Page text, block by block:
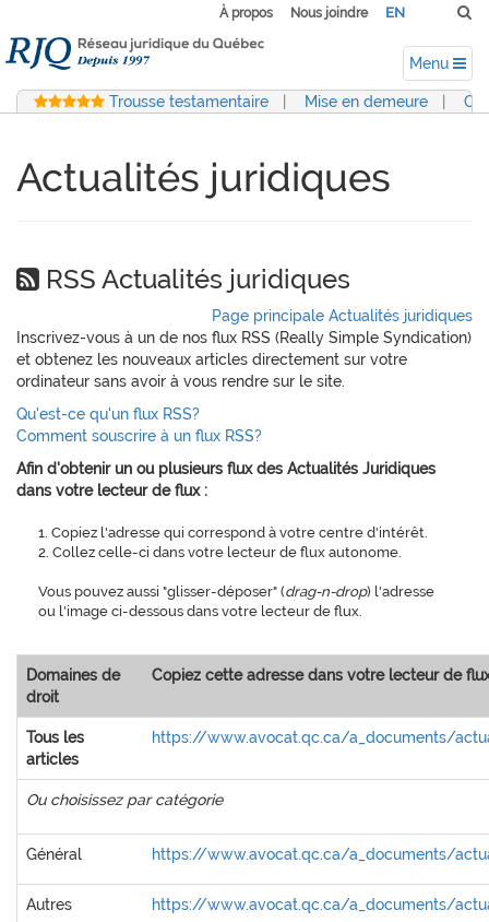
À propos Nous joindre EN
Menu
Trousse testamentaire Mise en demeure
Actualités juridiques
RSS Actualités juridiques
Page principale Actualités juridiques
Inscrivez-vous à un de nos flux RSS (Really Simple Syndication)
et obtenez les nouveaux articles directement sur votre
ordinateur sans avoir à vous rendre sur le site.
Qu'est-ce qu'un flux RSS?
Comment souscrire à un flux RSS?
Afin d'obtenir un ou plusieurs flux des Actualités Juridiques
dans votre lecteur de flux :
1. Copiez l'adresse qui correspond à votre centre d'intérêt.
2. Collez celle-ci dans votre lecteur de flux autonome.
Vous pouvez aussi "glisser-déposer" (drag-n-drop) l'adresse
ou l'image ci-dessous dans votre lecteur de flux.
Domaines de
droit
Copiez cette adresse dans votre lecteur de
Tous les
articles
https://www.avocat.qc.ca/a_documents/
Ou choisissez par catégorie
Général https://www.avocat.qc.ca/a_documents/
Autres https://www.avocat.qc.ca/a_documents/